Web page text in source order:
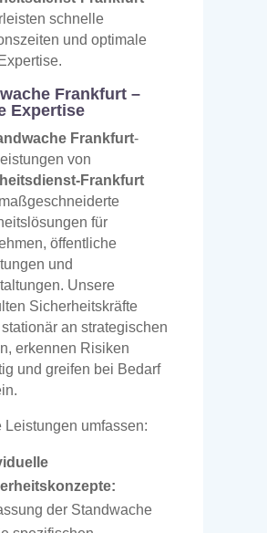
schnelle
und optimale
Frankfurt –
Expertise
Frankfurt-
von
Frankfurt
für
öffentliche
und
Unsere
Sicherheitskräfte
an strategischen
erkennen Risiken
und greifen bei Bedarf
Leistungen umfassen:
der Standwache